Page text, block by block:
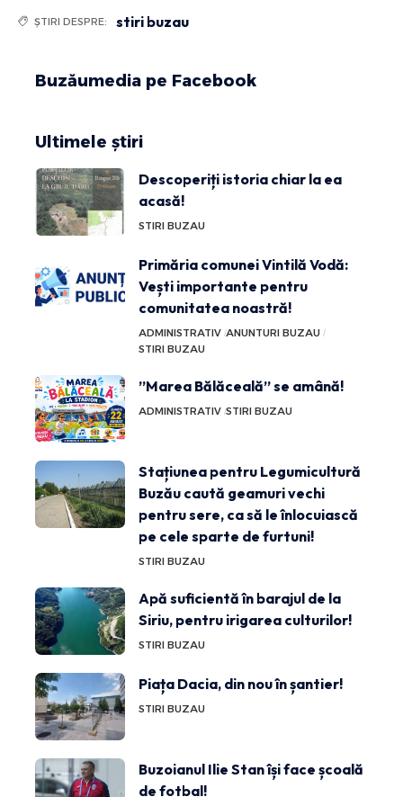
ȘTIRI DESPRE: stiri buzau
Buzăumedia pe Facebook
Ultimele știri
Descoperiți istoria chiar la ea
acasă!
STIRI BUZAU
Primăria comunei Vintilă Vodă:
Vești importante pentru
comunitatea noastră!
ADMINISTRATIV ANUNTURI BUZAU
STIRI BUZAU
”Marea Bălăceală” se amână!
ADMINISTRATIV STIRI BUZAU
Stațiunea pentru Legumicultură
Buzău caută geamuri vechi
pentru sere, ca să le înlocuiască
pe cele sparte de furtuni!
STIRI BUZAU
Apă suficientă în barajul de la
Siriu, pentru irigarea culturilor!
STIRI BUZAU
Piața Dacia, din nou în șantier!
STIRI BUZAU
Buzoianul Ilie Stan își face școală
de fotbal!